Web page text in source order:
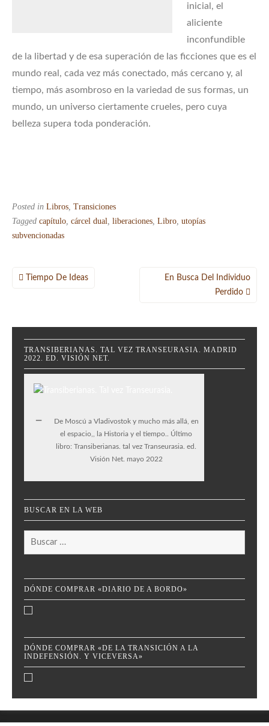
inicial, el
aliciente
inconfundible
de la libertad y de esa superación de las ficciones que es el
mundo real, cada vez más conectado, más cercano y, al
tiempo, más asombroso en la variedad de sus formas, un
mundo, un universo ciertamente crueles, pero cuya
belleza supera toda ponderación.
Posted in Libros Transiciones
Tagged capítulo cárcel dual liberaciones Libro utopías
subvencionadas
Navegación
Tiempo De Ideas
En Busca Del Individuo
Perdido
TRANSIBERIANAS. TAL VEZ TRANSEURASIA. MADRID
2022. ED. VISIÓN NET.
De Moscú a Vladivostok y mucho más allá, en
el espacio,, la Historia y el tiempo.. Último
libro: Transiberianas. tal vez Transeurasia. ed.
Visión Net. mayo 2022
BUSCAR EN LA WEB
Buscar:
DÓNDE COMPRAR «DIARIO DE A BORDO»
DÓNDE COMPRAR «DE LA TRANSICIÓN A LA
INDEFENSIÓN. Y VICEVERSA»